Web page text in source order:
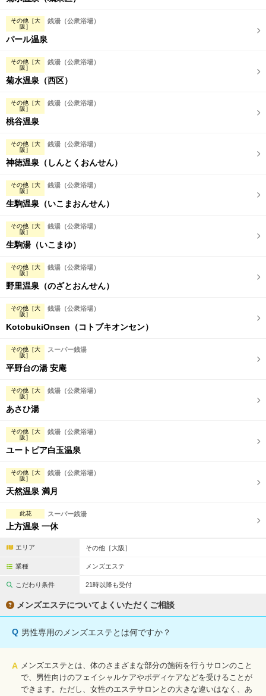
その他［大
阪］
銭湯（公衆浴場）
パール温泉
その他［大
阪］
銭湯（公衆浴場）
菊水温泉（西区）
その他［大
阪］
銭湯（公衆浴場）
桃谷温泉
その他［大
阪］
銭湯（公衆浴場）
神徳温泉（しんとくおんせん）
その他［大
阪］
銭湯（公衆浴場）
生駒温泉（いこまおんせん）
その他［大
阪］
銭湯（公衆浴場）
生駒湯（いこまゆ）
その他［大
阪］
銭湯（公衆浴場）
野里温泉（のざとおんせん）
その他［大
阪］
銭湯（公衆浴場）
KotobukiOnsen（コトブキオンセン）
その他［大
阪］
スーパー銭湯
平野台の湯 安庵
その他［大
阪］
銭湯（公衆浴場）
あさひ湯
その他［大
阪］
銭湯（公衆浴場）
ユートピア白玉温泉
その他［大
阪］
銭湯（公衆浴場）
天然温泉 満月
此花 スーパー銭湯
上方温泉 一休
エリア その他［大阪］
業種 メンズエステ
こだわり条件 21時以降も受付
メンズエステについてよくいただくご相談
Q 男性専用のメンズエステとは何ですか？
A メンズエステとは、体のさまざまな部分の施術を行うサロンのこと
で、男性向けのフェイシャルケアやボディケアなどを受けることが
できます。ただし、女性のエステサロンとの大きな違いはなく、あ